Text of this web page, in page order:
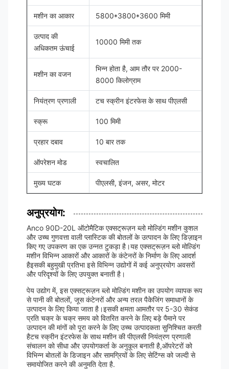
मशीन का आकार 5800*3800*3600 मिमी
उत्पाद की
अधिकतम ऊंचाई
10000 मिमी तक
मशीन का वजन
भिन्न होता है, आम तौर पर 2000-
8000 किलोग्राम
नियंत्रण प्रणाली टच स्क्रीन इंटरफेस के साथ पीएलसी
स्क्रू 100 मिमी
प्रहार दबाव 10 बार तक
ऑपरेशन मोड स्वचालित
मुख्य घटक पीएलसी, इंजन, असर, मोटर
अनुप्रयोग:
Anco 90D-20L ऑटोमैटिक एक्सट्रूज़न ब्लो मोल्डिंग मशीन कुशल
और उच्च गुणवत्ता वाली प्लास्टिक की बोतलों के उत्पादन के लिए डिज़ाइन
किए गए उपकरण का एक उन्नत टुकड़ा है।यह एक्सट्रूज़न ब्लो मोल्डिंग
मशीन विभिन्न आकारों और आकारों के कंटेनरों के निर्माण के लिए आदर्श
हैइसकी बहुमुखी प्रतिभा इसे विभिन्न उद्योगों में कई अनुप्रयोग अवसरों
और परिदृश्यों के लिए उपयुक्त बनाती है।
पेय उद्योग में, इस एक्सट्रूज़न ब्लो मोल्डिंग मशीन का उपयोग व्यापक रूप
से पानी की बोतलों, जूस कंटेनरों और अन्य तरल पैकेजिंग समाधानों के
उत्पादन के लिए किया जाता है।इसकी क्षमता आमतौर पर 5-30 सेकंड
प्रति चक्र के चक्र समय को वितरित करने के लिए बड़े पैमाने पर
उत्पादन की मांगों को पूरा करने के लिए उच्च उत्पादकता सुनिश्चित करती
हैटच स्क्रीन इंटरफेस के साथ मशीन की पीएलसी नियंत्रण प्रणाली
संचालन को सीधा और उपयोगकर्ता के अनुकूल बनाती है,ऑपरेटरों को
विभिन्न बोतलों के डिजाइन और सामग्रियों के लिए सेटिंग्स को जल्दी से
समायोजित करने की अनुमति देता है.